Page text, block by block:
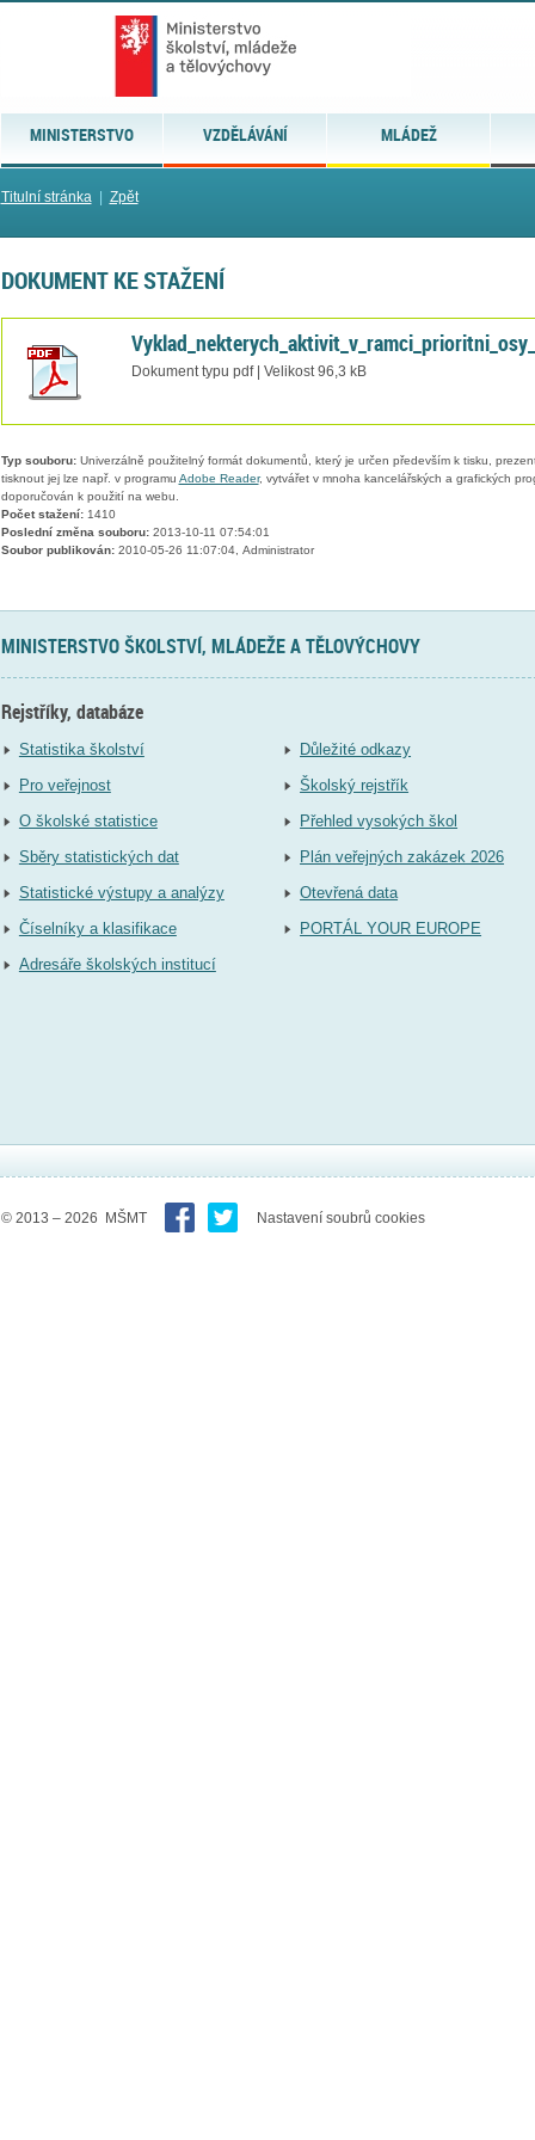
MINISTERSTVO VZDĚLÁVÁNÍ MLÁDEŽ
Titulní stránka| Zpět
DOKUMENT KE STAŽENÍ
Dokument typu pdf | Velikost 96,3 kB
Typ souboru:Univerzálně použitelný formát dokumentů, který je určen především k tisku,
tisknout jej lze např. v programu Adobe Reader, vytvářet v mnoha kancelářských a grafických
doporučován k použití na webu.
Počet stažení:1410
Poslední změna souboru:2013-10-11 07:54:01
Soubor publikován:2010-05-26 11:07:04, Administrator
MINISTERSTVO ŠKOLSTVÍ, MLÁDEŽE A TĚLOVÝCHOVY
Rejstříky, databáze
Statistika školství
Pro veřejnost
O školské statistice
Sběry statistických dat
Statistické výstupy a analýzy
Číselníky a klasifikace
Adresáře školských institucí
Důležité odkazy
Školský rejstřík
Přehled vysokých škol
Plán veřejných zakázek 2026
Otevřená data
PORTÁL YOUR EUROPE
© 2013 – 2026 MŠMT Nastavení soubrů cookies